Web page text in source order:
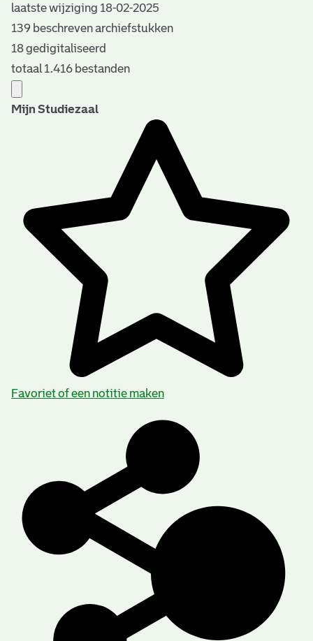
laatste wijziging 18-02-2025
139 beschreven archiefstukken
18 gedigitaliseerd
totaal 1.416 bestanden
Mijn Studiezaal
Favoriet of een notitie maken